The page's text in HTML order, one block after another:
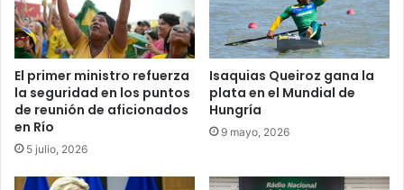
El primer ministro refuerza
la seguridad en los puntos
de reunión de aficionados
en Río
5 julio, 2026
Isaquias Queiroz gana la
plata en el Mundial de
Hungría
9 mayo, 2026